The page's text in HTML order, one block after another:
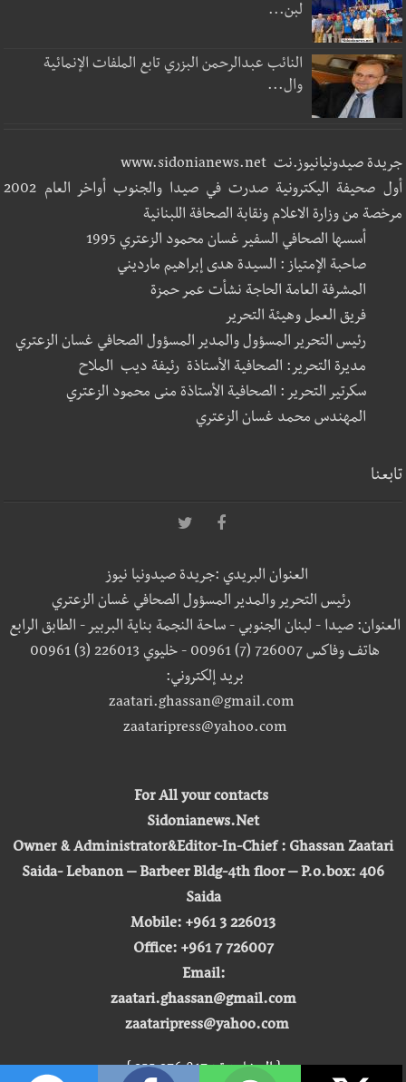
لبن...
النائب عبدالرحمن البزري تابع الملفات الإنمائية
وال...
جريدة صيدونيانيوز.نت www.sidonianews.net
أول صحيفة اليكترونية صدرت في صيدا والجنوب أواخر العام 2002
مرخصة من وزارة الاعلام ونقابة الصحافة اللبنانية
أسسها الصحافي السفير غسان محمود الزعتري 1995
صاحبة الإمتياز : السيدة هدى إبراهيم مارديني
المشرفة العامة الحاجة نشأت عمر حمزة
فريق العمل وهيئة التحرير
رئيس التحرير المسؤول والمدير المسؤول الصحافي غسان الزعتري
مديرة التحرير: الصحافية الأستاذة رئيفة ديب الملاح
سكرتير التحرير : الصحافية الأستاذة منى محمود الزعتري
المهندس محمد غسان الزعتري
تابعنا
العنوان البريدي :جريدة صيدونيا نيوز
رئيس التحرير والمدير المسؤول الصحافي غسان الزعتري
العنوان: صيدا - لبنان الجنوبي - ساحة النجمة بناية البربير - الطابق الرابع
هاتف وفاكس 726007 (7) 00961 - خليوي 226013 (3) 00961
بريد إلكتروني:
zaatari.ghassan@gmail.com
zaataripress@yahoo.com
For All your contacts
Sidonianews.Net
Owner & Administrator&Editor-In-Chief : Ghassan Zaatari
Saida- Lebanon – Barbeer Bldg-4th floor – P.o.box: 406
Saida
Mobile: +961 3 226013
Office: +961 7 726007
Email:
zaatari.ghassan@gmail.com
zaataripress@yahoo.com
[ المشاهدة : 255,276,817 ]